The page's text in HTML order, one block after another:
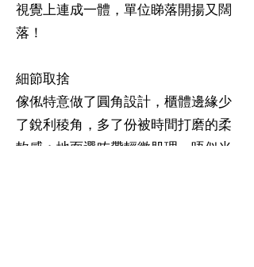
視覺上連成一體，單位睇落開揚又闊
落！
細節取捨
傢俬特意做了圓角設計，櫃體邊緣少
了銳利稜角，多了份被時間打磨的柔
軟感；地面選咗帶輕微肌理，唔似光